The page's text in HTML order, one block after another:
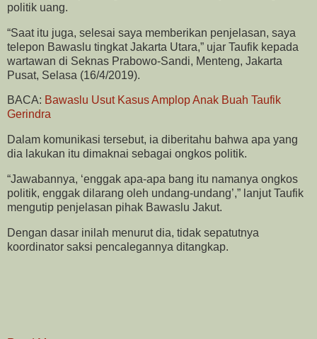
politik uang.
“Saat itu juga, selesai saya memberikan penjelasan, saya
telepon Bawaslu tingkat Jakarta Utara,” ujar Taufik kepada
wartawan di Seknas Prabowo-Sandi, Menteng, Jakarta
Pusat, Selasa (16/4/2019).
BACA: Bawaslu Usut Kasus Amplop Anak Buah Taufik
Gerindra
Dalam komunikasi tersebut, ia diberitahu bahwa apa yang
dia lakukan itu dimaknai sebagai ongkos politik.
“Jawabannya, ‘enggak apa-apa bang itu namanya ongkos
politik, enggak dilarang oleh undang-undang’,” lanjut Taufik
mengutip penjelasan pihak Bawaslu Jakut.
Dengan dasar inilah menurut dia, tidak sepatutnya
koordinator saksi pencalegannya ditangkap.